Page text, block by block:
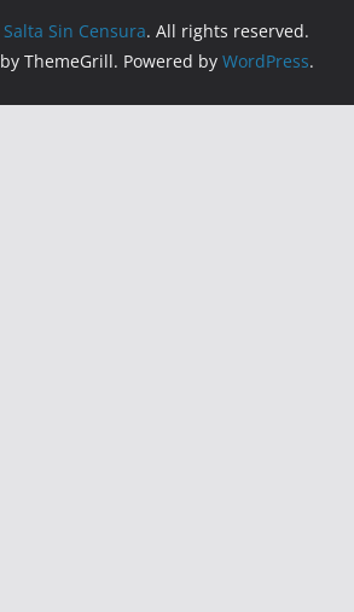
Salta Sin Censura. All rights reserved.
by ThemeGrill. Powered by WordPress.